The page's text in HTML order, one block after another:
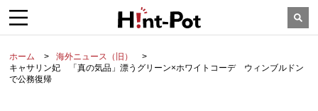
ホーム
海外ニュース（旧）
キャサリン妃 「真の気品」漂うグリーン×ホワイトコーデ ウィンブルドン
で公務復帰